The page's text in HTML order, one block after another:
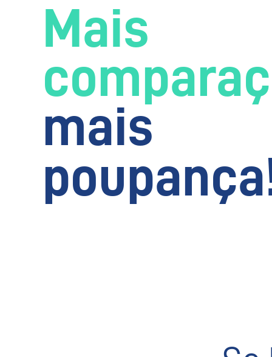
Mais
mais